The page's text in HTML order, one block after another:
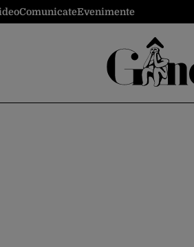
ComunicateEvenimente